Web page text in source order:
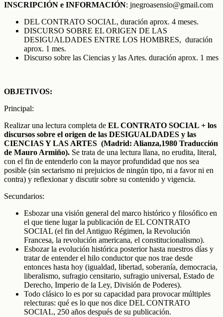
INSCRIPCIÓN e INFORMACIÓN: jnegroasensio@gmail.com
DEL CONTRATO SOCIAL, duración aprox. 4 meses.
DISCURSO SOBRE EL ORIGEN DE LAS
DESIGUALDADES ENTRE LOS HOMBRES, duración
aprox. 1 mes.
Discurso sobre las Ciencias y las Artes. duración aprox. 1 mes
OBJETIVOS:
Principal:
Realizar una lectura completa de EL CONTRATO SOCIAL + los
discursos sobre el origen de las DESIGUALDADES y las
CIENCIAS Y LAS ARTES (Madrid: Alianza,1980 Traducción
de Mauro Armiño). Se trata de una lectura llana, no erudita, literal,
con el fin de entenderlo con la mayor profundidad que nos sea
posible (sin sectarismo ni prejuicios de ningún tipo, ni a favor ni en
contra) y reflexionar y discutir sobre su contenido y vigencia.
Secundarios:
Esbozar una visión general del marco histórico y filosófico en
el que tiene lugar la publicación de EL CONTRATO
SOCIAL (el fin del Antiguo Régimen, la Revolución
Francesa, la revolución americana, el constitucionalismo).
Esbozar la evolución histórica posterior hasta nuestros días y
tratar de entender el hilo conductor que nos trae desde
entonces hasta hoy (igualdad, libertad, soberanía, democracia,
liberalismo, sufragio censitario, sufragio universal, Estado de
Derecho, Imperio de la Ley, División de Poderes).
Todo clásico lo es por su capacidad para provocar múltiples
relecturas: qué es lo que nos dice DEL CONTRATO
SOCIAL, 250 años después de su publicación.